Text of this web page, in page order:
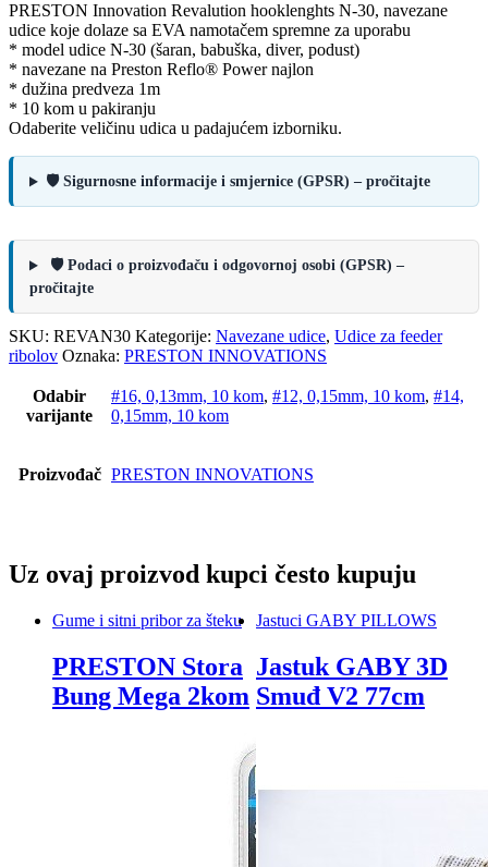
PRESTON Innovation Revalution hooklenghts N-30, navezane
udice koje dolaze sa EVA namotačem spremne za uporabu
* model udice N-30 (šaran, babuška, diver, podust)
* navezane na Preston Reflo® Power najlon
* dužina predveza 1m
* 10 kom u pakiranju
Odaberite veličinu udica u padajućem izborniku.
🛡️ Sigurnosne informacije i smjernice (GPSR) – pročitajte
🛡️ Podaci o proizvođaču i odgovornoj osobi (GPSR) –
pročitajte
SKU: REVAN30 Kategorije: Navezane udice, Udice za feeder
ribolov Oznaka: PRESTON INNOVATIONS
Odabir
varijante
#16, 0,13mm, 10 kom, #12, 0,15mm, 10 kom, #14,
0,15mm, 10 kom
Proizvođač PRESTON INNOVATIONS
Uz ovaj proizvod kupci često kupuju
Gume i sitni pribor za šteku
PRESTON Stora
Bung Mega 2kom
Jastuci GABY PILLOWS
Jastuk GABY 3D
Smuđ V2 77cm